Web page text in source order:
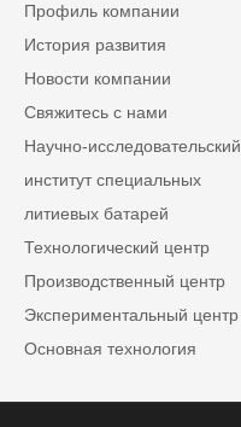
Профиль компании
История развития
Новости компании
Свяжитесь с нами
Научно-исследовательский
институт специальных
литиевых батарей
Технологический центр
Производственный центр
Экспериментальный центр
Основная технология